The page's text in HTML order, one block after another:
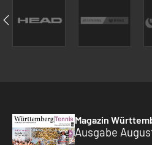
Magazin
Ausgabe